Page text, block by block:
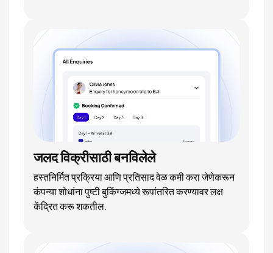
जलद विक्रीसाठी बनविलेले
हस्तनिर्मित प्रक्रिया आणि प्रतिसाद वेळ कमी करा जेणेकरून
कंपन्या शोधांना पुष्टी बुकिंग्जमध्ये रूपांतरित करण्यावर लक्ष
केंद्रित करू शकतील.